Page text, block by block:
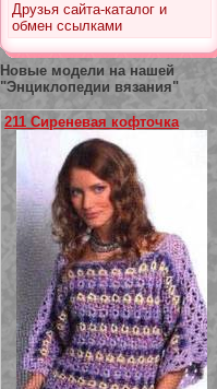
Друзья сайта-каталог и
обмен ссылками
Новые модели на нашей
"Энциклопедии вязания"
211 Сиреневая кофточка